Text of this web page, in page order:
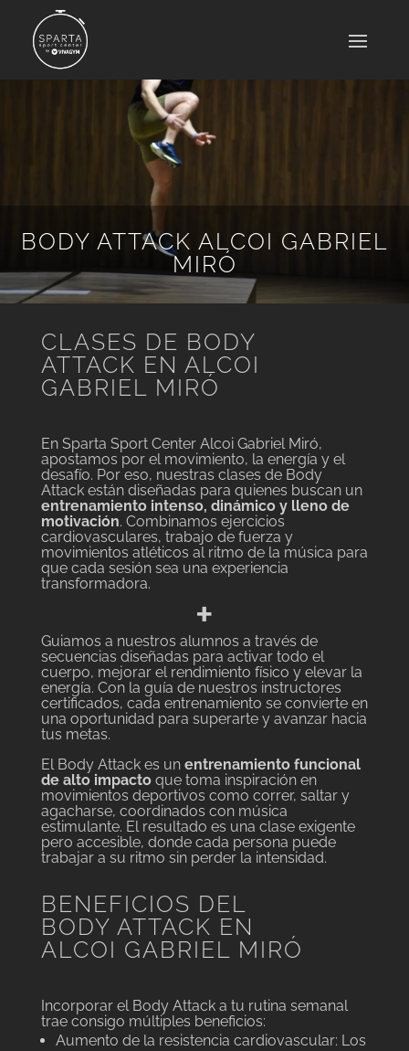
BODY ATTACK ALCOI GABRIEL
MIRÓ
CLASES DE BODY
ATTACK EN ALCOI
GABRIEL MIRÓ
En Sparta Sport Center Alcoi Gabriel Miró,
apostamos por el movimiento, la energía y el
desafío. Por eso, nuestras clases de Body
Attack están diseñadas para quienes buscan un
entrenamiento intenso, dinámico y lleno de
motivación. Combinamos ejercicios
cardiovasculares, trabajo de fuerza y
movimientos atléticos al ritmo de la música para
que cada sesión sea una experiencia
transformadora.
+
Guiamos a nuestros alumnos a través de
secuencias diseñadas para activar todo el
cuerpo, mejorar el rendimiento físico y elevar la
energía. Con la guía de nuestros instructores
certificados, cada entrenamiento se convierte en
una oportunidad para superarte y avanzar hacia
tus metas.
El Body Attack es unentrenamiento funcional
de alto impactoque toma inspiración en
movimientos deportivos como correr, saltar y
agacharse, coordinados con música
estimulante. El resultado es una clase exigente
pero accesible, donde cada persona puede
trabajar a su ritmo sin perder la intensidad.
BENEFICIOS DEL
BODY ATTACK EN
ALCOI GABRIEL MIRÓ
Incorporar el Body Attack a tu rutina semanal
trae consigo múltiples beneficios:
Aumento de la resistencia cardiovascular: Los